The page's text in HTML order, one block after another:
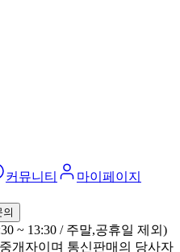
커뮤니티
마이페이지
의
~ 13:30 / 주말,공휴일 제외)
개자이며 통신판매의 당사자